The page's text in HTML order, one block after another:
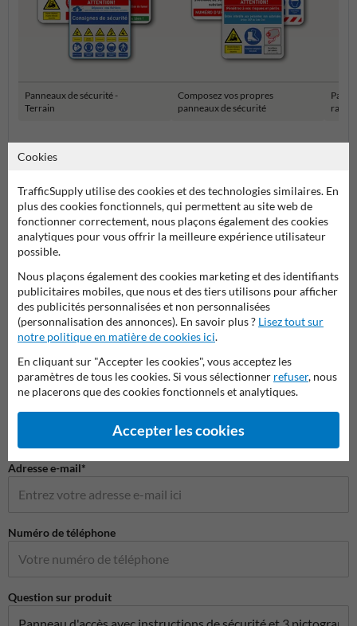
Panneaux de sécurité -
Terrain
Composez vos propres
panneaux de sécurité
Poser votre question à Panneausecurite.be
Nom*
Adresse e-mail*
Numéro de téléphone
Question sur produit
Cookies
TrafficSupply utilise des cookies et des technologies similaires. En
plus des cookies fonctionnels, qui permettent au site web de
fonctionner correctement, nous plaçons également des cookies
analytiques pour vous offrir la meilleure expérience utilisateur
possible.
Nous plaçons également des cookies marketing et des identifiants
publicitaires mobiles, que nous et des tiers utilisons pour afficher
des publicités personnalisées et non personnalisées
(personnalisation des annonces). En savoir plus ? Lisez tout sur
notre politique en matière de cookies ici.
En cliquant sur "Accepter les cookies", vous acceptez les
paramètres de tous les cookies. Si vous sélectionner refuser, nous
ne placerons que des cookies fonctionnels et analytiques.
Accepter les cookies